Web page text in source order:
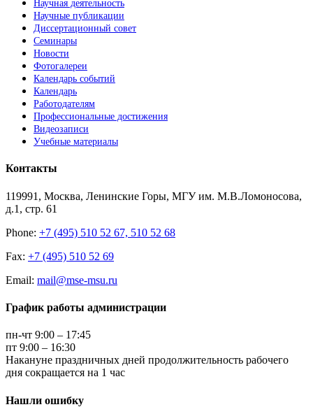
Научная деятельность
Научные публикации
Диссертационный совет
Семинары
Новости
Фотогалереи
Календарь событий
Календарь
Работодателям
Профессиональные достижения
Видеозаписи
Учебные материалы
Контакты
119991, Москва, Ленинские Горы, МГУ им. М.В.Ломоносова,
д.1, стр. 61
Phone: +7 (495) 510 52 67, 510 52 68
Fax: +7 (495) 510 52 69
Email: mail@mse-msu.ru
График работы администрации
пн-чт 9:00 – 17:45
пт 9:00 – 16:30
Накануне праздничных дней продолжительность рабочего
дня сокращается на 1 час
Нашли ошибку